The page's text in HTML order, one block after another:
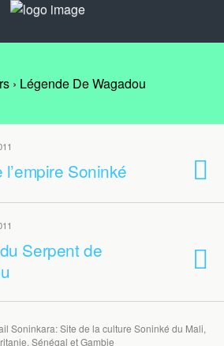
› Légende De Wagadou
Soninké
Serpent de
Soninkara: Site de la culture Soninké du Mali,
Sénégal et Gambie